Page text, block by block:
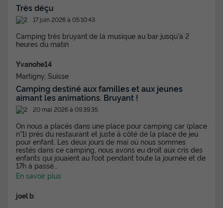
Très déçu
17 juin 2026 à 05:10:43
Camping très bruyant.de la musique au bar jusqu'à 2
heures du matin
Yvanohe14
Martigny, Suisse
Camping destiné aux familles et aux jeunes
aimant les animations. Bruyant !
20 mai 2026 à 09:39:35
On nous a placés dans une place pour camping car (place
n°1) près du restaurant et juste à côté de la place de jeu
pour enfant. Les deux jours de mai où nous sommes
restés dans ce camping, nous avons eu droit aux cris des
enfants qui jouaient au foot pendant toute la journée et de
17h à passé
En savoir plus
joel b